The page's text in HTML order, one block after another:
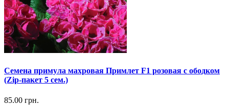
Семена примула махровая Примлет F1 розовая с ободком
(Zip-пакет 5 сем.)
85.00 грн.